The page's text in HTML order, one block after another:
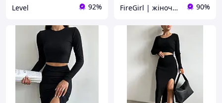
Level 92% FireGirl | жіночий одяг 90%